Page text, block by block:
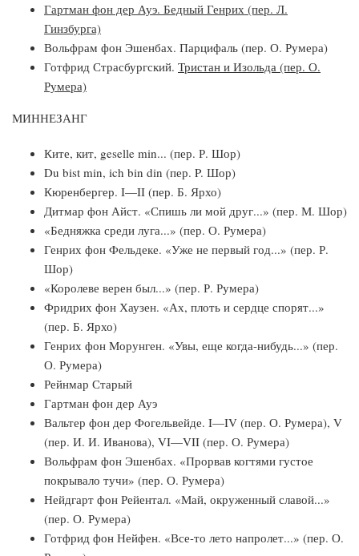
Гартман фон дер Ауэ. Бедный Генрих (пер. Л.
Гинзбурга)
Вольфрам фон Эшенбах. Парцифаль (пер. О. Румера)
Готфрид Страсбургский. Тристан и Изольда (пер. О.
Румера)
МИННЕЗАНГ
Ките, кит, geselle min... (пер. Р. Шор)
Du bist min, ich bin din (пер. P. Шор)
Кюренбергер. I—II (пер. Б. Ярхо)
Дитмар фон Айст. «Спишь ли мой друг...» (пер. М. Шор)
«Бедняжка среди луга...» (пер. О. Румера)
Генрих фон Фельдеке. «Уже не первый год...» (пер. Р.
Шор)
«Королеве верен был...» (пер. Р. Румера)
Фридрих фон Хаузен. «Ах, плоть и сердце спорят...»
(пер. Б. Ярхо)
Генрих фон Морунген. «Увы, еще когда-нибудь...» (пер.
О. Румера)
Рейнмар Старый
Гартман фон дер Ауэ
Вальтер фон дер Фогельвейде. I—IV (пер. О. Румера), V
(пер. И. И. Иванова), VI—VII (пер. О. Румера)
Вольфрам фон Эшенбах. «Прорвав когтями густое
покрывало тучи» (пер. О. Румера)
Нейдгарт фон Рейентал. «Май, окруженный славой...»
(пер. О. Ру­мера)
Готфрид фон Нейфен. «Все-то лето напролет...» (пер. О.